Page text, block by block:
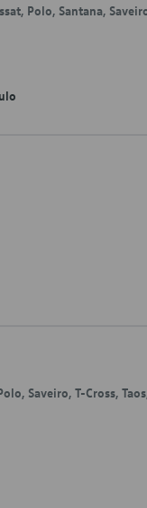
Polo, Santana,
Saveiro, T-Cross,